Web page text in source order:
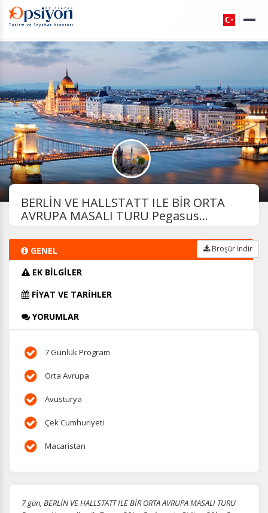
BERLİN VE HALLSTATT ILE BİR ORTA
AVRUPA MASALI TURU Pegasus...
GENEL
EK BİLGİLER
FİYAT VE TARİHLER
YORUMLAR
Broşür İndir
7 Günlük Program
Orta Avrupa
Avusturya
Çek Cumhuriyeti
Macaristan
7 gün, BERLİN VE HALLSTATT ILE BİR ORTA AVRUPA MASALI TURU